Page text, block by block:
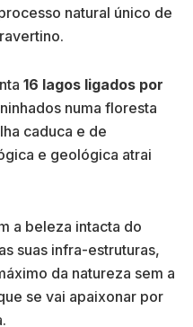
natural único de
16 lagos ligados por
numa floresta
caduca e de
e geológica atrai
a beleza intacta do
suas infra-estruturas,
da natureza sem a
se vai apaixonar por